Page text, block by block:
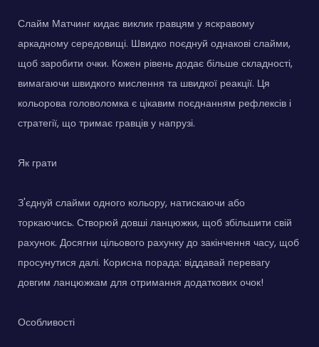
Слайм Матчинг кидає виклик гравцям у яскравому
аркадному середовищі. Швидко поєднуй однакові слайми,
щоб заробити очки. Кожен рівень додає більше складності,
вимагаючи швидкого мислення та швидкої реакції. Ця
кольорова головоломка є цікавим поєднанням рефлексів і
стратегії, що тримає гравців у напрузі.
Як грати
З'єднуй слайми одного кольору, натискаючи або
торкаючись. Створюй довші ланцюжки, щоб збільшити свій
рахунок. Досягни цільового рахунку до закінчення часу, щоб
просунутися далі. Корисна порада: віддавай перевагу
довгим ланцюжкам для отримання додаткових очок!
Особливості